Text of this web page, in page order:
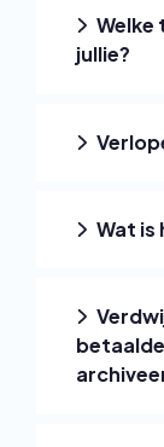
Welke
jullie?
Wat is